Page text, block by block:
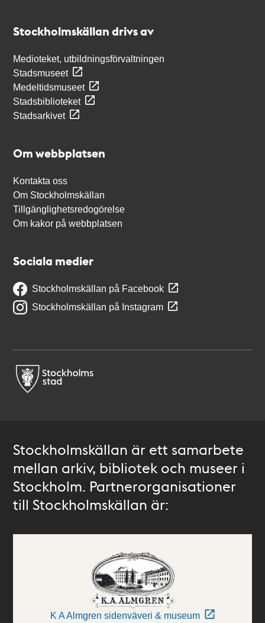
Stockholmskällan drivs av
Medioteket, utbildningsförvaltningen
Stadsmuseet
Medeltidsmuseet
Stadsbiblioteket
Stadsarkivet
Om webbplatsen
Kontakta oss
Om Stockholmskällan
Tillgänglighetsredogörelse
Om kakor på webbplatsen
Sociala medier
Stockholmskällan på Facebook
Stockholmskällan på Instagram
Stockholmskällan är ett samarbete
mellan arkiv, bibliotek och museer i
Stockholm. Partnerorganisationer
till Stockholmskällan är:
K A Almgren sidenväveri & museum